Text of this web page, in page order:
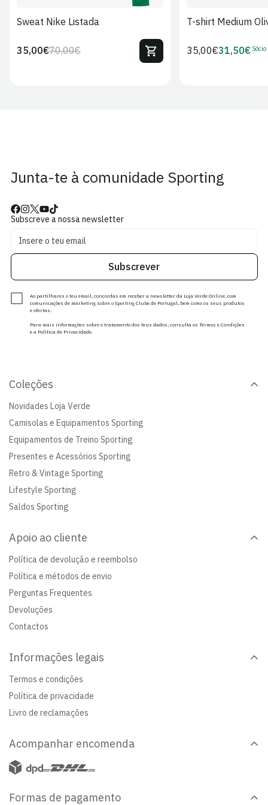
Sweat Nike Listada
Preço
70,00€Preço
35,00€
T-shirt Medium
Preço
35,00€Preço
31,50€ Sócio
Junta-te à comunidade Sporting
Subscreve a nossa newsletter
Subscrever
Ao partilhares o teu email, concordas em receber a newsletter da Loja Verde Online, com
comunicações de marketing sobre o Sporting Clube de Portugal, bem como os seus produtos
e ofertas.
Para mais informações sobre o tratamento dos teus dados, consulta os Termos e Condições
e a Política de Privacidade.
Coleções
Novidades Loja Verde
Camisolas e Equipamentos Sporting
Equipamentos de Treino Sporting
Presentes e Acessórios Sporting
Retro & Vintage Sporting
Lifestyle Sporting
Saldos Sporting
Apoio ao cliente
Política de devolução e reembolso
Política e métodos de envio
Perguntas Frequentes
Devoluções
Contactos
Informações legais
Termos e condições
Política de privacidade
Livro de reclamações
Acompanhar encomenda
Formas de pagamento